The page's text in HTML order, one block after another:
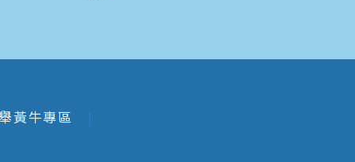
黃牛專區